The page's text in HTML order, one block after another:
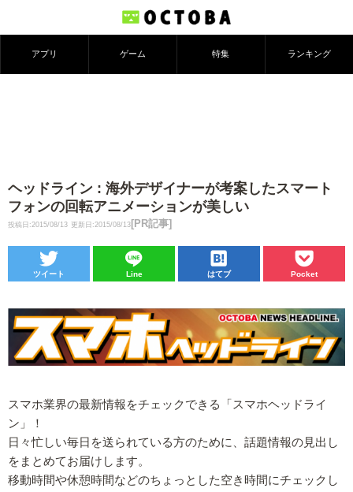
アプリ ゲーム 特集 ランキング
ヘッドライン : 海外デザイナーが考案したスマート
フォンの回転アニメーションが美しい
投稿日:2015/08/13 更新日:2015/08/13 [PR記事]
ツイート Line はてブ Pocket
スマホ業界の最新情報をチェックできる「スマホヘッドライ
ン」！
日々忙しい毎日を送られている方のために、話題情報の見出し
をまとめてお届けします。
移動時間や休憩時間などのちょっとした空き時間にチェックし